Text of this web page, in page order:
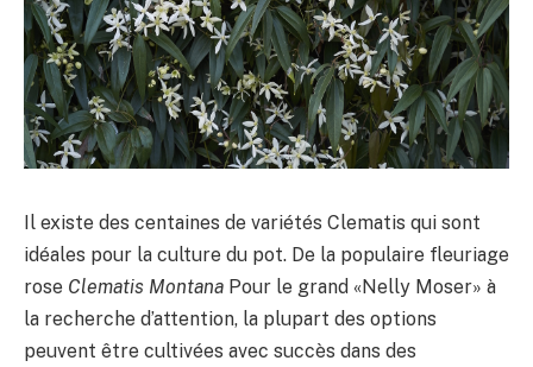
Il existe des centaines de variétés Clematis qui sont
idéales pour la culture du pot. De la populaire fleuriage
rose Clematis Montana Pour le grand «Nelly Moser» à
la recherche d’attention, la plupart des options
peuvent être cultivées avec succès dans des